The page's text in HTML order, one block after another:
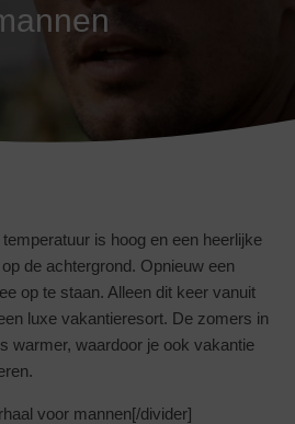
is hoog en een heerlijke
de achtergrond. Opnieuw een
op te staan. Alleen dit keer vanuit
luxe vakantieresort. De zomers in
warmer, waardoor je ook vakantie
voor mannen[/divider]